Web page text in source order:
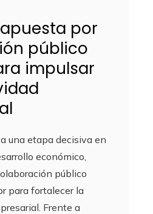
por
público
impulsar
una etapa decisiva en
económico,
público
para fortalecer la
Frente a